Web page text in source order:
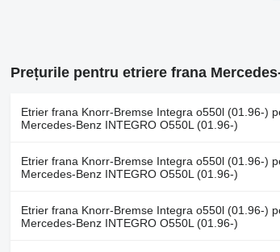
Prețurile pentru etriere frana
Etrier frana Knorr-Bremse Integra o550l (01.96-)
Mercedes-Benz INTEGRO O550L (01.96-)
Etrier frana Knorr-Bremse Integra o550l (01.96-)
Mercedes-Benz INTEGRO O550L (01.96-)
Etrier frana Knorr-Bremse Integra o550l (01.96-)
Mercedes-Benz INTEGRO O550L (01.96-)